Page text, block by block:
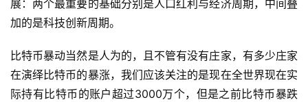
展：两个最重要的基础分别是人口红利与经济周期，中间叠
加的是科技创新周期。
比特币暴动当然是人为的，且不管有没有庄家，有多少庄家
在演绎比特币的暴涨，我们应该关注的是现在全世界现在实
际持有比特币的账户超过3000万个，但是之前比特币暴跌